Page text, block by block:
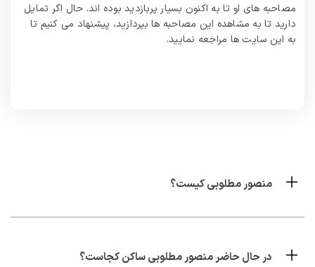
مصاحبه های او تا به اکنون بسیار پربازدید بوده اند. حال اگر تمایل
دارید تا به مشاهده این مصاحبه ها بپردازید، پیشنهاد می‌ کنیم تا
به این سایت ها مراجعه نمایید.
منصور مطلوبی کیست؟
در حال حاضر منصور مطلوبی ساکن کجاست؟